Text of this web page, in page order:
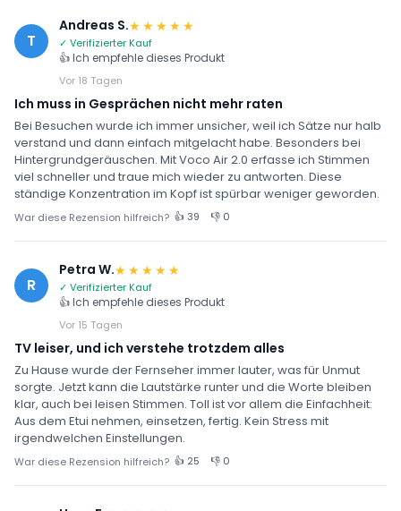
T
Andreas S.★★★★★
✓ Verifizierter Kauf
👍 Ich empfehle dieses Produkt
Vor 18 Tagen
Ich muss in Gesprächen nicht mehr raten
Bei Besuchen wurde ich immer unsicher, weil ich Sätze nur halb
verstand und dann einfach mitgelacht habe. Besonders bei
Hintergrundgeräuschen. Mit Voco Air 2.0 erfasse ich Stimmen
viel schneller und traue mich wieder zu antworten. Diese
ständige Konzentration im Kopf ist spürbar weniger geworden.
War diese Rezension hilfreich? 👍 39 👎 0
R
Petra W.★★★★★
✓ Verifizierter Kauf
👍 Ich empfehle dieses Produkt
Vor 15 Tagen
TV leiser, und ich verstehe trotzdem alles
Zu Hause wurde der Fernseher immer lauter, was für Unmut
sorgte. Jetzt kann die Lautstärke runter und die Worte bleiben
klar, auch bei leisen Stimmen. Toll ist vor allem die Einfachheit:
Aus dem Etui nehmen, einsetzen, fertig. Kein Stress mit
irgendwelchen Einstellungen.
War diese Rezension hilfreich? 👍 25 👎 0